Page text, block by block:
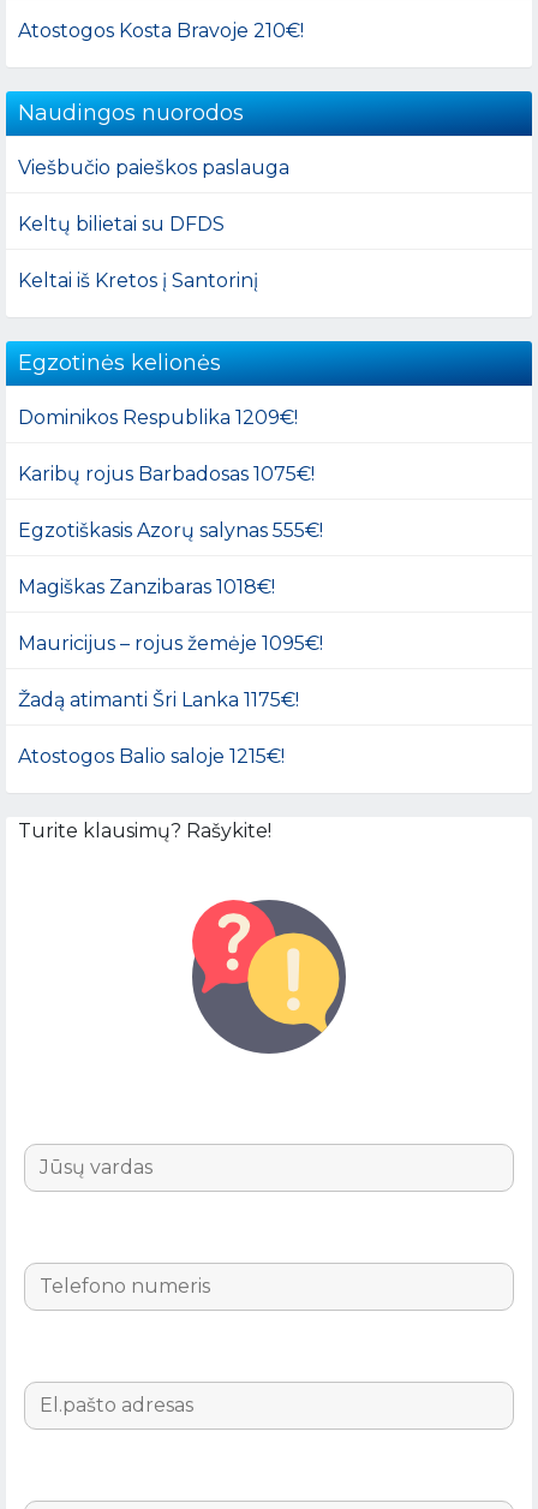
Atostogos Kosta Bravoje 210€!
Naudingos nuorodos
Viešbučio paieškos paslauga
Keltų bilietai su DFDS
Keltai iš Kretos į Santorinį
Egzotinės kelionės
Dominikos Respublika 1209€!
Karibų rojus Barbadosas 1075€!
Egzotiškasis Azorų salynas 555€!
Magiškas Zanzibaras 1018€!
Mauricijus – rojus žemėje 1095€!
Žadą atimanti Šri Lanka 1175€!
Atostogos Balio saloje 1215€!
Turite klausimų? Rašykite!